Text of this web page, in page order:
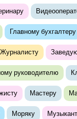
Главному бухгалтеру
Журналисту
руководителю
Мастеру
Моряку